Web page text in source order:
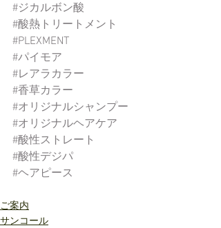
#ジカルボン酸
#酸熱トリートメント
#PLEXMENT
#パイモア
#レアラカラー
#香草カラー
#オリジナルシャンプー
#オリジナルヘアケア
#酸性ストレート
#酸性デジパ
#ヘアピース
ご案内
サンコール